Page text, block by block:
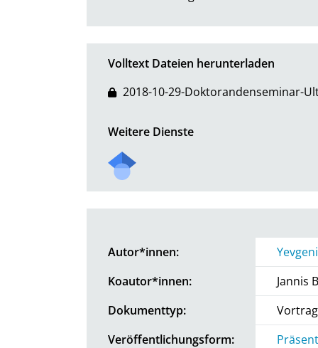
Volltext Dateien herunterladen
2018-10-29-Doktorandenseminar-
Weitere Dienste
Autor*innen:
Koautor*innen:
Jannis
Dokumenttyp:
Vortrag
Veröffentlichungsform: